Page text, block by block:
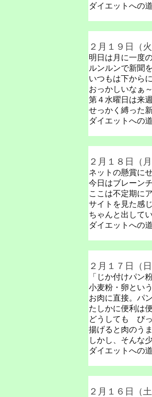
ダイエットへの
２月１９日（火
明日は月に一度
ルンルンで新聞
いつもは下から
おっかしいなぁ
第４水曜日は来
せっかく縛った
ダイエットへの
２月１８日（月
ネットの懸賞に
今日はブレーン
ここは不定期に
サイトを見た感
ちゃんと出して
ダイエットへの
２月１７日（日
「じか付けパン
小麦粉・卵とい
お肉に直接。パ
たしかに便利は
どうしても びっ
揚げると肉のう
しかし、そんな
ダイエットへの
２月１６日（土